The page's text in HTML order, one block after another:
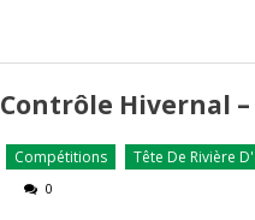
Contrôle Hivernal
Compétitions Tête De Rivière
0